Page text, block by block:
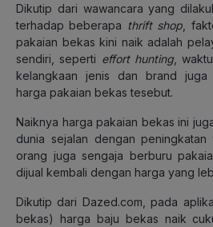
Dikutip dari wawancara yang
terhadap beberapa thrift shop ,
pakaian bekas kini naik adalah
sendiri, seperti effort hunting,
kelangkaan jenis dan brand juga
harga pakaian bekas tesebut.
Naiknya harga pakaian bekas ini
dunia sejalan dengan peningkatan
orang juga sengaja berburu
dijual kembali dengan harga yang
Dikutip dari Dazed.com, pada
bekas) harga baju bekas naik